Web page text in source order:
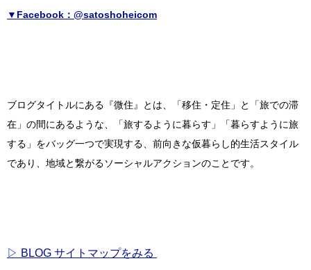
▼Facebook：@satoshoheicom
ブログタイトルにある『微住』とは、「移住・定住」と「旅での滞
在」の間にあるような、「旅するように暮らす」「暮らすように旅
する」をバッグ一つで実現する、前向きな仮暮らし的生活スタイル
であり、地域と繋がるソーシャルアクションのことです。
▷ BLOG サイトマップをみる